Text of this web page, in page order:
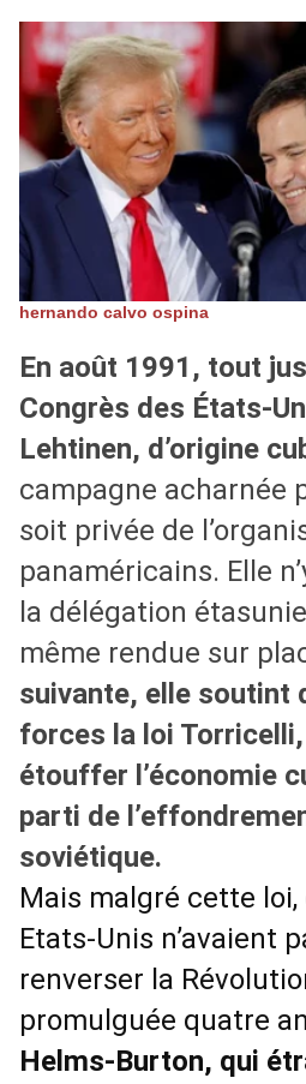
hernando calvo ospina
En août 1991, tout
Congrès des États-
Lehtinen, d’origine
campagne acharnée
soit privée de
panaméricains. Elle
la délégation
même rendue sur
suivante, elle soutint
forces la loi
étouffer l’économie
parti de
soviétique.
Mais malgré cette loi,
Etats-Unis n’avaient
renverser la
promulguée quatre
Helms-Burton, qui